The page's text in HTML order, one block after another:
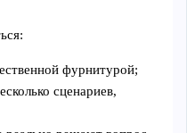
фурнитурой;
сценариев,